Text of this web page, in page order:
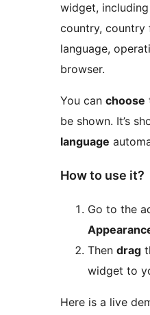
widget,
country, country
language,
browser.
You can choose
be shown. It’s
language
How to use it?
Go to the
Then drag
widget to
Here is a live